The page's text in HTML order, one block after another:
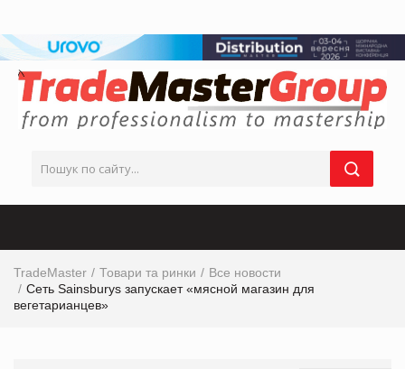
TradeMaster Товари та ринки
Все новости
Сеть Sainsburys запускает «мясной магазин для
вегетарианцев»